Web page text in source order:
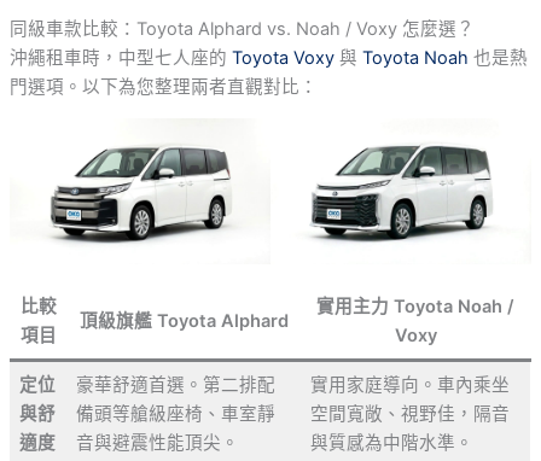
同級車款比較：Toyota Alphard vs. Noah / Voxy 怎麼選？
沖繩租車時，中型七人座的 Toyota Voxy與 Toyota Noah 也是熱
門選項。以下為您整理兩者直觀對比：
比較
項目
頂級旗艦 Toyota Alphard
實用主力 Toyota Noah /
Voxy
定位
與舒
適度
豪華舒適首選。第二排配
備頭等艙級座椅、車室靜
音與避震性能頂尖。
實用家庭導向。車內乘坐
空間寬敞、視野佳，隔音
與質感為中階水準。